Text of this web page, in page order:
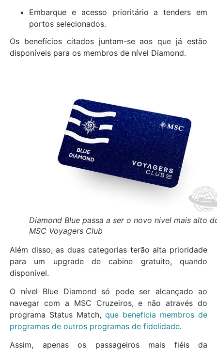
Embarque e acesso prioritário a tenders em
portos selecionados.
Os benefícios citados juntam-se aos que já estão
disponíveis para os membros de nível Diamond.
Diamond Blue passa a ser o novo nível mais alto
MSC Voyagers Club
Além disso, as duas categorias terão alta prioridade
para um upgrade de cabine gratuito, quando
disponível.
O nível Blue Diamond só pode ser alcançado ao
navegar com a MSC Cruzeiros, e não através do
programa Status Match, que beneficia membros de
programas de outros programas de fidelidade.
Assim, apenas os passageiros mais fiéis da